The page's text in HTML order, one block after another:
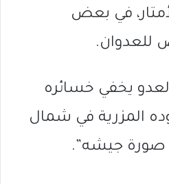
في بعض
للعدوان.
يخفي خسائره
المزرية في شمال
صورة جيشه”.